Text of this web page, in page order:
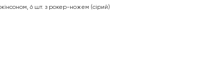
6 шт. з рокер-ножем (сірий)